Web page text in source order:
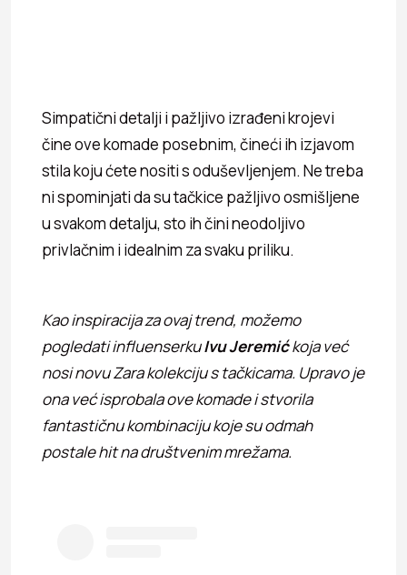
Simpatični detalji i pažljivo izrađeni krojevi
čine ove komade posebnim, čineći ih izjavom
stila koju ćete nositi s oduševljenjem. Ne treba
ni spominjati da su tačkice pažljivo osmišljene
u svakom detalju, sto ih čini neodoljivo
privlačnim i idealnim za svaku priliku.
Kao inspiracija za ovaj trend, možemo
pogledati influenserkuIvu Jeremićkoja već
nosi novu Zara kolekciju s tačkicama. Upravo je
ona već isprobala ove komade i stvorila
fantastičnu kombinaciju koje su odmah
postale hit na društvenim mrežama.